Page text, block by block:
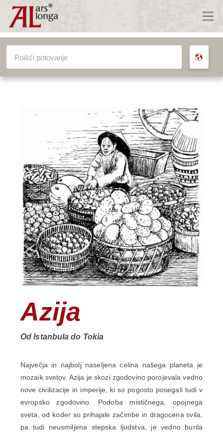
VSA POTOVANJA
Azija
Od Istanbula do Tokia
Največja in najbolj naseljena celina našega planeta je
mozaik svetov. Azija je skozi zgodovino porojevala vedno
nove civilizacije in imperije, ki so pogosto posegali tudi v
evropsko zgodovino. Podoba mističnega, opojnega
sveta, od koder so prihajale začimbe in dragocena svila,
pa tudi neusmiljena stepska ljudstva, je vedno burila